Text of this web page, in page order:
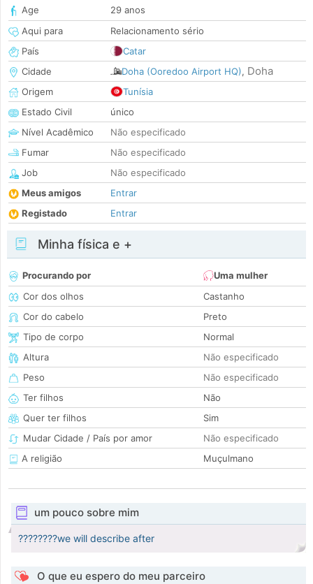
Age
29 anos
Aqui para
Relacionamento sério
País
Catar
Cidade
Doha (Ooredoo Airport HQ), Doha
Origem
Tunísia
Estado Civil
único
Nível Acadêmico
Não especificado
Fumar
Não especificado
Job
Não especificado
Meus amigos
Entrar
Registado
Entrar
Minha física e +
Procurando por
Uma mulher
Cor dos olhos
Castanho
Cor do cabelo
Preto
Tipo de corpo
Normal
Altura
Não especificado
Peso
Não especificado
Ter filhos
Não
Quer ter filhos
Sim
Mudar Cidade / País por amor
Não especificado
A religião
Muçulmano
um pouco sobre mim
????????we will describe after
O que eu espero do meu parceiro